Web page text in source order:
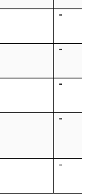
-
-
-
-
-